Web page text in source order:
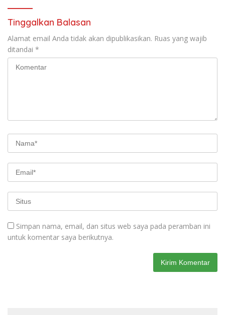
Tinggalkan Balasan
Alamat email Anda tidak akan dipublikasikan. Ruas yang wajib
ditandai *
Simpan nama, email, dan situs web saya pada peramban ini
untuk komentar saya berikutnya.